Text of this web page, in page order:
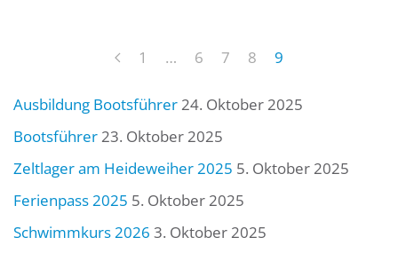
1 … 6 7 8 9
Ausbildung Bootsführer24. Oktober 2025
Bootsführer23. Oktober 2025
Zeltlager am Heideweiher 2025 5. Oktober 2025
Ferienpass 2025 5. Oktober 2025
Schwimmkurs 2026 3. Oktober 2025